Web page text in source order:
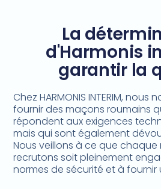
La
d'Harmonis
garantir la
Chez HARMONIS INTERIM,
fournir des maçons roumains
répondent aux exigences
mais qui sont également
Nous veillons à ce que
recrutons soit pleinement
normes de sécurité et à fournir